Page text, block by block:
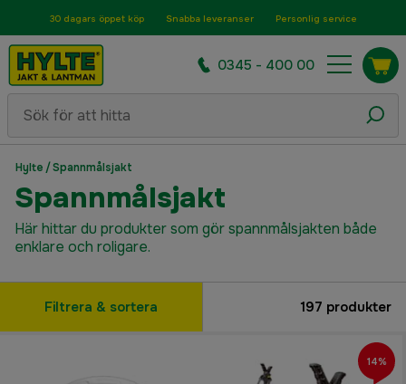
30 dagars öppet köp Snabba leveranser Personlig service
0345 - 400 00
Hylte /Spannmålsjakt
Spannmålsjakt
Här hittar du produkter som gör spannmålsjakten både
enklare och roligare.
Filtrera & sortera 197 produkter
14%